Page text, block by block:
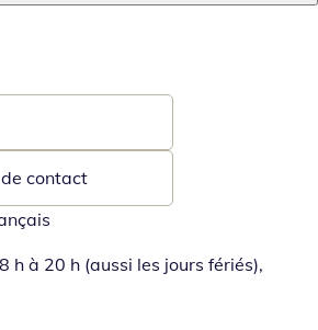
messagerie
contact
h à 20 h (aussi les jours fériés),